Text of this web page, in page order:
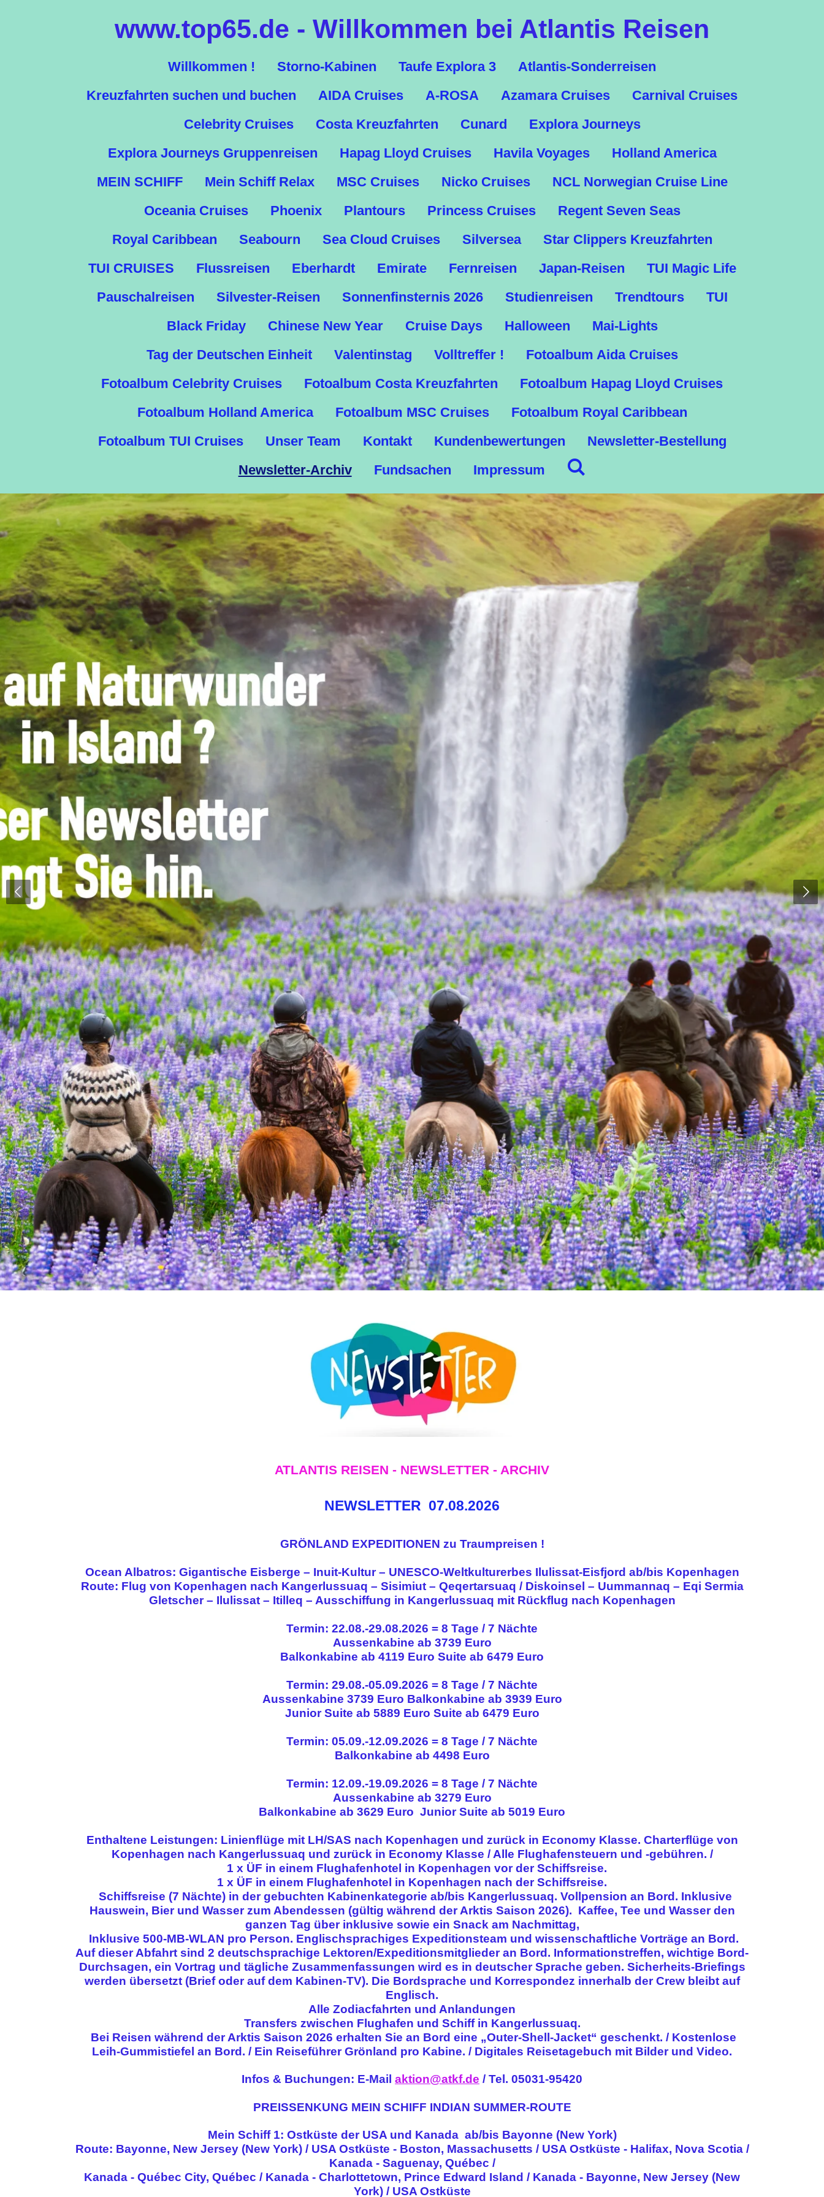
www.top65.de - Willkommen bei Atlantis Reisen
Willkommen ! Storno-Kabinen Taufe Explora 3
Atlantis-Sonderreisen
Kreuzfahrten suchen und buchen
AIDA Cruises A-ROSA Azamara Cruises
Carnival Cruises
Celebrity Cruises
Costa Kreuzfahrten Cunard
Explora Journeys
Explora Journeys Gruppenreisen
Hapag Lloyd Cruises Havila Voyages
Holland America
MEIN SCHIFF
Mein Schiff Relax MSC Cruises Nicko Cruises
NCL Norwegian Cruise Line
Oceania Cruises
Phoenix Plantours Princess Cruises
Regent Seven Seas
Royal Caribbean
Seabourn Sea Cloud Cruises Silversea
Star Clippers Kreuzfahrten
TUI CRUISES
Flussreisen Eberhardt Emirate Fernreisen Japan-Reisen
TUI Magic Life
Pauschalreisen
Silvester-Reisen Sonnenfinsternis 2026 Studienreisen Trendtours
TUI
Black Friday
Chinese New Year Cruise Days Halloween
Mai-Lights
Tag der Deutschen Einheit
Valentinstag Volltreffer !
Fotoalbum Aida Cruises
Fotoalbum Celebrity Cruises
Fotoalbum Costa Kreuzfahrten
Fotoalbum Hapag Lloyd Cruises
Fotoalbum Holland America
Fotoalbum MSC Cruises
Fotoalbum Royal Caribbean
Fotoalbum TUI Cruises
Unser Team Kontakt Kundenbewertungen
Newsletter-Bestellung
Newsletter-Archiv
Fundsachen Impressum
ATLANTIS REISEN - NEWSLETTER - ARCHIV
NEWSLETTER 07.08.2026
GRÖNLAND EXPEDITIONEN zu Traumpreisen !
Ocean Albatros: Gigantische Eisberge – Inuit-Kultur – UNESCO-Weltkulturerbes Ilulissat-Eisfjord ab/bis Kopenhagen
Route: Flug von Kopenhagen nach Kangerlussuaq – Sisimiut – Qeqertarsuaq / Diskoinsel – Uummannaq – Eqi Sermia
Gletscher – Ilulissat – Itilleq – Ausschiffung in Kangerlussuaq mit Rückflug nach Kopenhagen
Termin: 22.08.-29.08.2026 = 8 Tage / 7 Nächte
Aussenkabine ab 3739 Euro
Balkonkabine ab 4119 Euro Suite ab 6479 Euro
Termin: 29.08.-05.09.2026 = 8 Tage / 7 Nächte
Aussenkabine 3739 Euro Balkonkabine ab 3939 Euro
Junior Suite ab 5889 Euro Suite ab 6479 Euro
Termin: 05.09.-12.09.2026 = 8 Tage / 7 Nächte
Balkonkabine ab 4498 Euro
Termin: 12.09.-19.09.2026 = 8 Tage / 7 Nächte
Aussenkabine ab 3279 Euro
Balkonkabine ab 3629 Euro Junior Suite ab 5019 Euro
Enthaltene Leistungen: Linienﬂüge mit LH/SAS nach Kopenhagen und zurück in Economy Klasse. Charterflüge von
Kopenhagen nach Kangerlussuaq und zurück in Economy Klasse / Alle Flughafensteuern und -gebühren. /
1 x ÜF in einem Flughafenhotel in Kopenhagen vor der Schiffsreise.
1 x ÜF in einem Flughafenhotel in Kopenhagen nach der Schiffsreise.
Schiffsreise (7 Nächte) in der gebuchten Kabinenkategorie ab/bis Kangerlussuaq. Vollpension an Bord. Inklusive
Hauswein, Bier und Wasser zum Abendessen (gültig während der Arktis Saison 2026). Kaffee, Tee und Wasser den
ganzen Tag über inklusive sowie ein Snack am Nachmittag,
Inklusive 500-MB-WLAN pro Person. Englischsprachiges Expeditionsteam und wissenschaftliche Vorträge an Bord.
Auf dieser Abfahrt sind 2 deutschsprachige Lektoren/Expeditionsmitglieder an Bord. Informationstreffen, wichtige Bord-
Durchsagen, ein Vortrag und tägliche Zusammenfassungen wird es in deutscher Sprache geben. Sicherheits-Briefings
werden übersetzt (Brief oder auf dem Kabinen-TV). Die Bordsprache und Korrespondez innerhalb der Crew bleibt auf
Englisch.
Alle Zodiacfahrten und Anlandungen
Transfers zwischen Flughafen und Schiff in Kangerlussuaq.
Bei Reisen während der Arktis Saison 2026 erhalten Sie an Bord eine „Outer-Shell-Jacket“ geschenkt. / Kostenlose
Leih-Gummistiefel an Bord. / Ein Reiseführer Grönland pro Kabine. / Digitales Reisetagebuch mit Bilder und Video.
Infos & Buchungen: E-Mail aktion@atkf.de / Tel. 05031-95420
PREISSENKUNG MEIN SCHIFF INDIAN SUMMER-ROUTE
Mein Schiff 1: Ostküste der USA und Kanada ab/bis Bayonne (New York)
Route: Bayonne, New Jersey (New York) / USA Ostküste - Boston, Massachusetts / USA Ostküste - Halifax, Nova Scotia /
Kanada - Saguenay, Québec /
Kanada - Québec City, Québec / Kanada - Charlottetown, Prince Edward Island / Kanada - Bayonne, New Jersey (New
York) / USA Ostküste